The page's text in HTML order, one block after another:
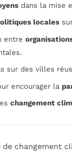
dans la mise
locales
entre
sur des villes
encourager la
changement
changement